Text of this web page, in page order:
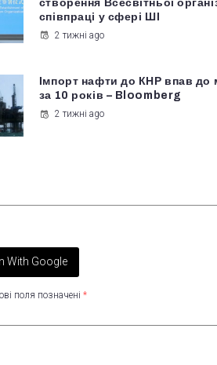
створення Всесвітньої
співпраці у сфері ШІ
2 тижні ago
Імпорт нафти до КНР впав до
за 10 років – Bloomberg
2 тижні ago
With Google
поля позначені *